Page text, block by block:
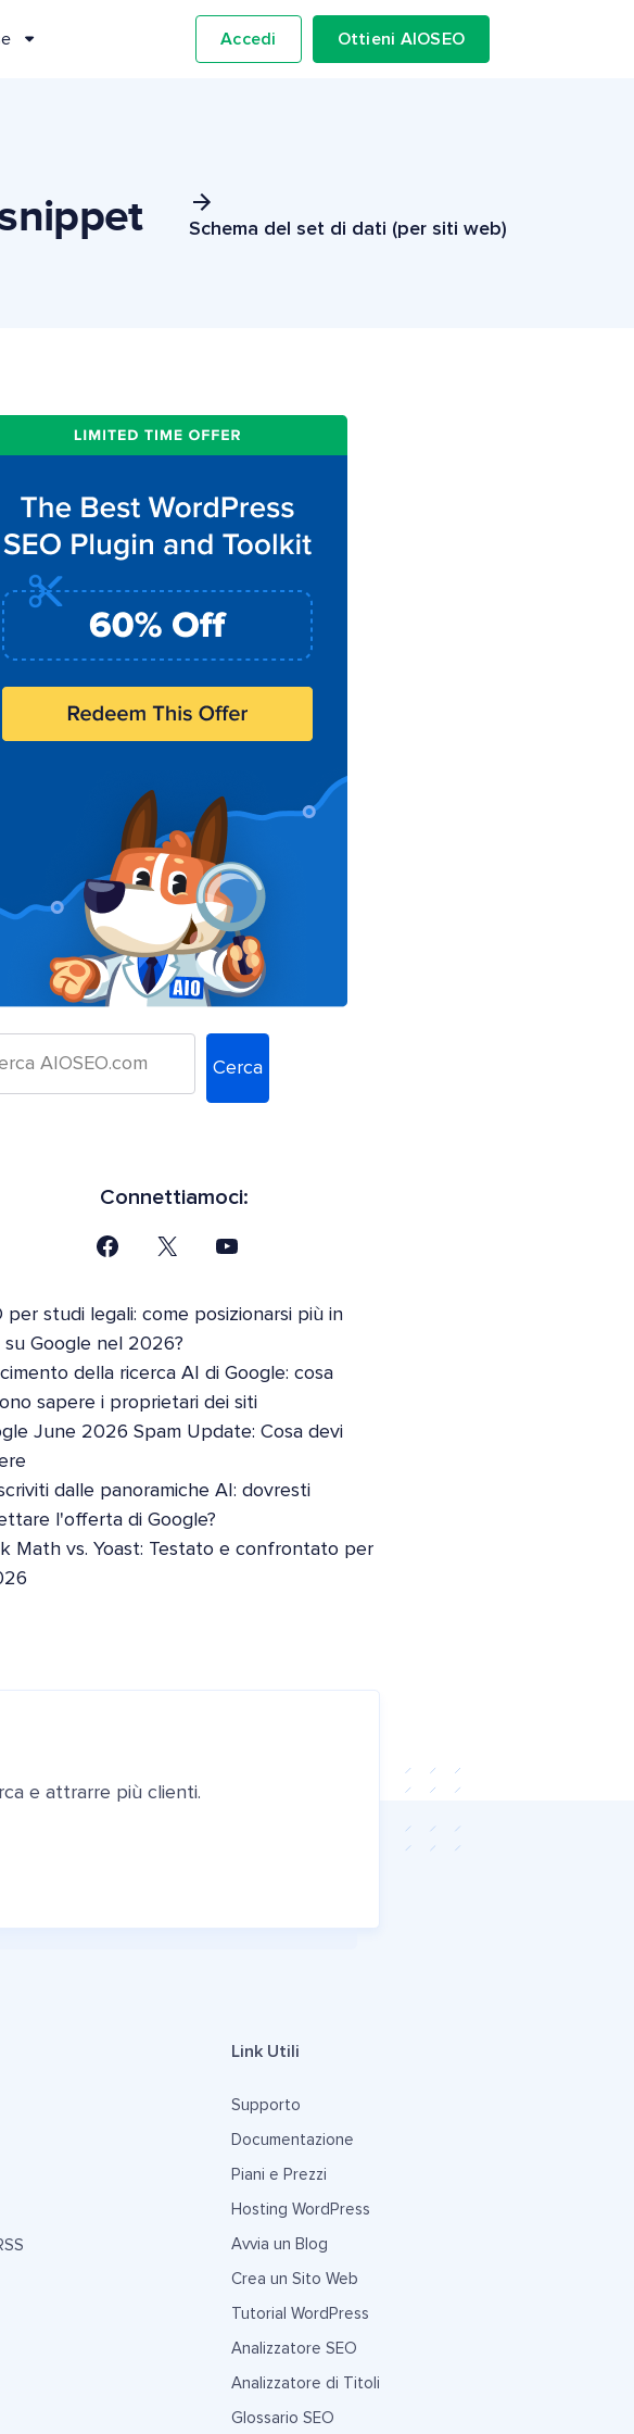
Accedi Ottieni AIOSEO
Schema del set di dati (per siti web)
Cerca
Connettiamoci:
per studi legali: come posizionarsi più in
su Google nel 2026?
della ricerca AI di Google: cosa
sapere i proprietari dei siti
June 2026 Spam Update: Cosa devi
dalle panoramiche AI: dovresti
l'offerta di Google?
Math vs. Yoast: Testato e confrontato per
e attrarre più clienti.
Link Utili
Supporto
Documentazione
Piani e Prezzi
Hosting WordPress
Avvia un Blog
Crea un Sito Web
Tutorial WordPress
Analizzatore SEO
Analizzatore di Titoli
Glossario SEO